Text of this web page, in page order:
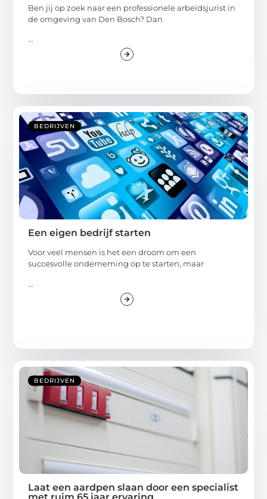
Ben jij op zoek naar een professionele arbeidsjurist in
de omgeving van Den Bosch? Dan
...
BEDRIJVEN
Een eigen bedrijf starten
Voor veel mensen is het een droom om een
succesvolle onderneming op te starten, maar
...
BEDRIJVEN
Laat een aardpen slaan door een specialist